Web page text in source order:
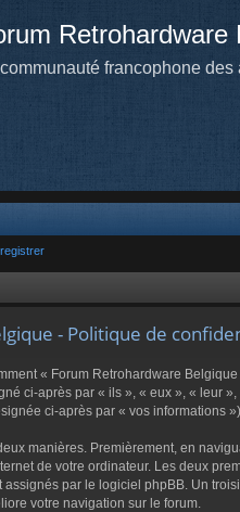
Retrohardware
francophone
- Politique de
« Forum Retrohardware
ci-après par « ils », « eux », « leur
ci-après par « vos informations »).
manières. Premièrement, en
de votre ordinateur. Les deux
par le logiciel phpBB. Un
votre navigation sur le forum.